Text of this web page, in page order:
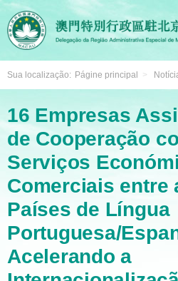
Sua localização: Págine principal >
16 Empresas
de Cooperação
Serviços
Comerciais entre
Países de Língua
Portuguesa/
Acelerando a